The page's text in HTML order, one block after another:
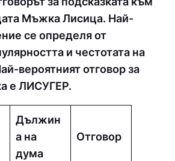
Мъжка Лисица. Най-
се определя от
и честотата на
вероятният отговор за
е ЛИCУГEP.
Дължин
а на
дума
Отговор